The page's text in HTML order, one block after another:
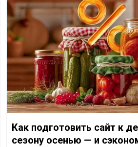
Как подготовить сайт к
сезону осенью — и